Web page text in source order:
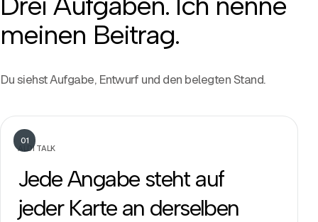
meinen Beitrag.
Du siehst Aufgabe, Entwurf und den belegten Stand.
01
ALDI TALK
Jede Angabe steht auf
jeder Karte an derselben